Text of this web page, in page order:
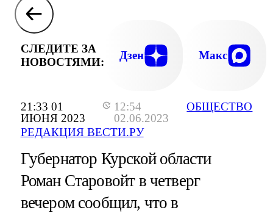
21:33 01
ИЮНЯ 2023
12:54
02.06.2023
РЕДАКЦИЯ ВЕСТИ.РУ
ОБЩЕСТВО
СЛЕДИТЕ ЗА
НОВОСТЯМИ:
Дзен Макс
Губернатор Курской области
Роман Старовойт в четверг
вечером сообщил, что в